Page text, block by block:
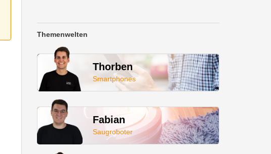
Themenwelten
Thorben
Smartphones
Fabian
Saugroboter